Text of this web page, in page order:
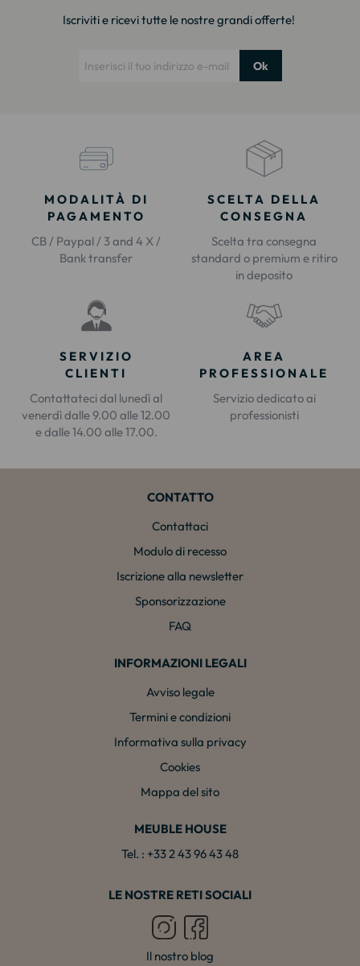
Iscriviti e ricevi tutte le nostre grandi offerte!
Ok
MODALITÀ DI
PAGAMENTO
CB / Paypal / 3 and 4 X /
Bank transfer
SCELTA DELLA
CONSEGNA
Scelta tra consegna
standard o premium e ritiro
in deposito
SERVIZIO
CLIENTI
Contattateci dal lunedì al
venerdì dalle 9.00 alle 12.00
e dalle 14.00 alle 17.00.
AREA
PROFESSIONALE
Servizio dedicato ai
professionisti
CONTATTO
Contattaci
Modulo di recesso
Iscrizione alla newsletter
Sponsorizzazione
FAQ
INFORMAZIONI LEGALI
Avviso legale
Termini e condizioni
Informativa sulla privacy
Cookies
Mappa del sito
MEUBLE HOUSE
Tel. : +33 2 43 96 43 48
LE NOSTRE RETI SOCIALI
Il nostro blog